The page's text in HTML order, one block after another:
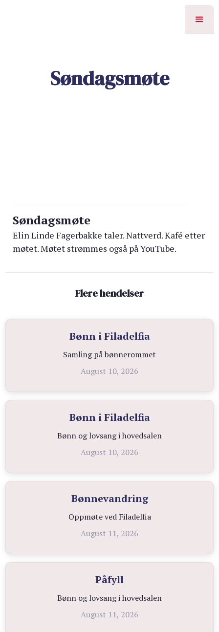
Søndagsmøte
Søndagsmøte
Elin Linde Fagerbakke taler. Nattverd. Kafé etter
møtet. Møtet strømmes også på YouTube.
Flere hendelser
Bønn i Filadelfia
Samling på bønnerommet
August 10, 2026
Bønn i Filadelfia
Bønn og lovsang i hovedsalen
August 10, 2026
Bønnevandring
Oppmøte ved Filadelfia
August 11, 2026
Påfyll
Bønn og lovsang i hovedsalen
August 11, 2026